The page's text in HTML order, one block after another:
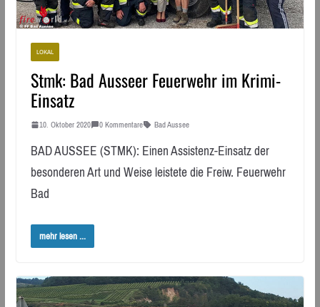
LOKAL
Stmk: Bad Ausseer Feuerwehr im Krimi-
Einsatz
10. Oktober 2020 0 Kommentare Bad Aussee
BAD AUSSEE (STMK): Einen Assistenz-Einsatz der
besonderen Art und Weise leistete die Freiw. Feuerwehr
Bad
mehr lesen ...